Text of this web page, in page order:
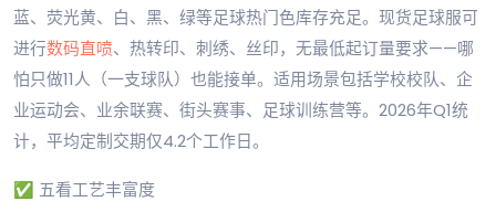
蓝、荧光黄、白、黑、绿等足球热门色库存充足。现货足球服可
进行数码直喷、热转印、刺绣、丝印，无最低起订量要求——哪
怕只做11人（一支球队）也能接单。适用场景包括学校校队、企
业运动会、业余联赛、街头赛事、足球训练营等。2026年Q1统
计，平均定制交期仅4.2个工作日。
✅ 五看工艺丰富度